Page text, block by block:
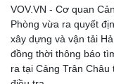
VOV.VN - Cơ quan
Phòng vừa ra quyết
xây dựng và vận tải
đồng thời thông báo
ra tại Cảng Trân